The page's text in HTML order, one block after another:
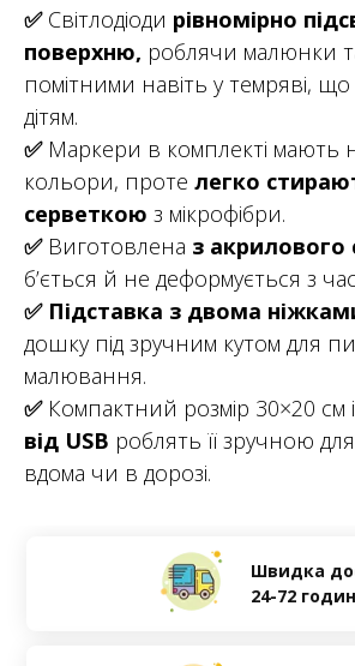
✅Світлодіоди рівномірно
поверхню, роблячи малюнки
помітними навіть у темряві,
дітям.
✅Маркери в комплекті мають
кольори, проте легко
серветкою з мікрофібри.
✅Виготовлена з акрилового
б’ється й не деформується з
✅ Підставка з двома
дошку під зручним кутом для
малювання.
✅Компактний розмір 30×20 см і
від USB роблять її зручною
вдома чи в дорозі.
Швидка
24-72